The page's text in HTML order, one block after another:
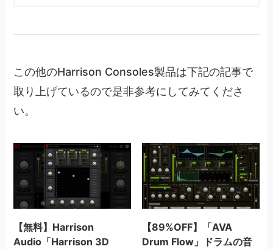
この他のHarrison Consoles製品は下記の記事で
取り上げているので是非参考にしてみてくださ
い。
【無料】Harrison
Audio「Harrison 3D
【89%OFF】「AVA
Drum Flow」ドラムの音